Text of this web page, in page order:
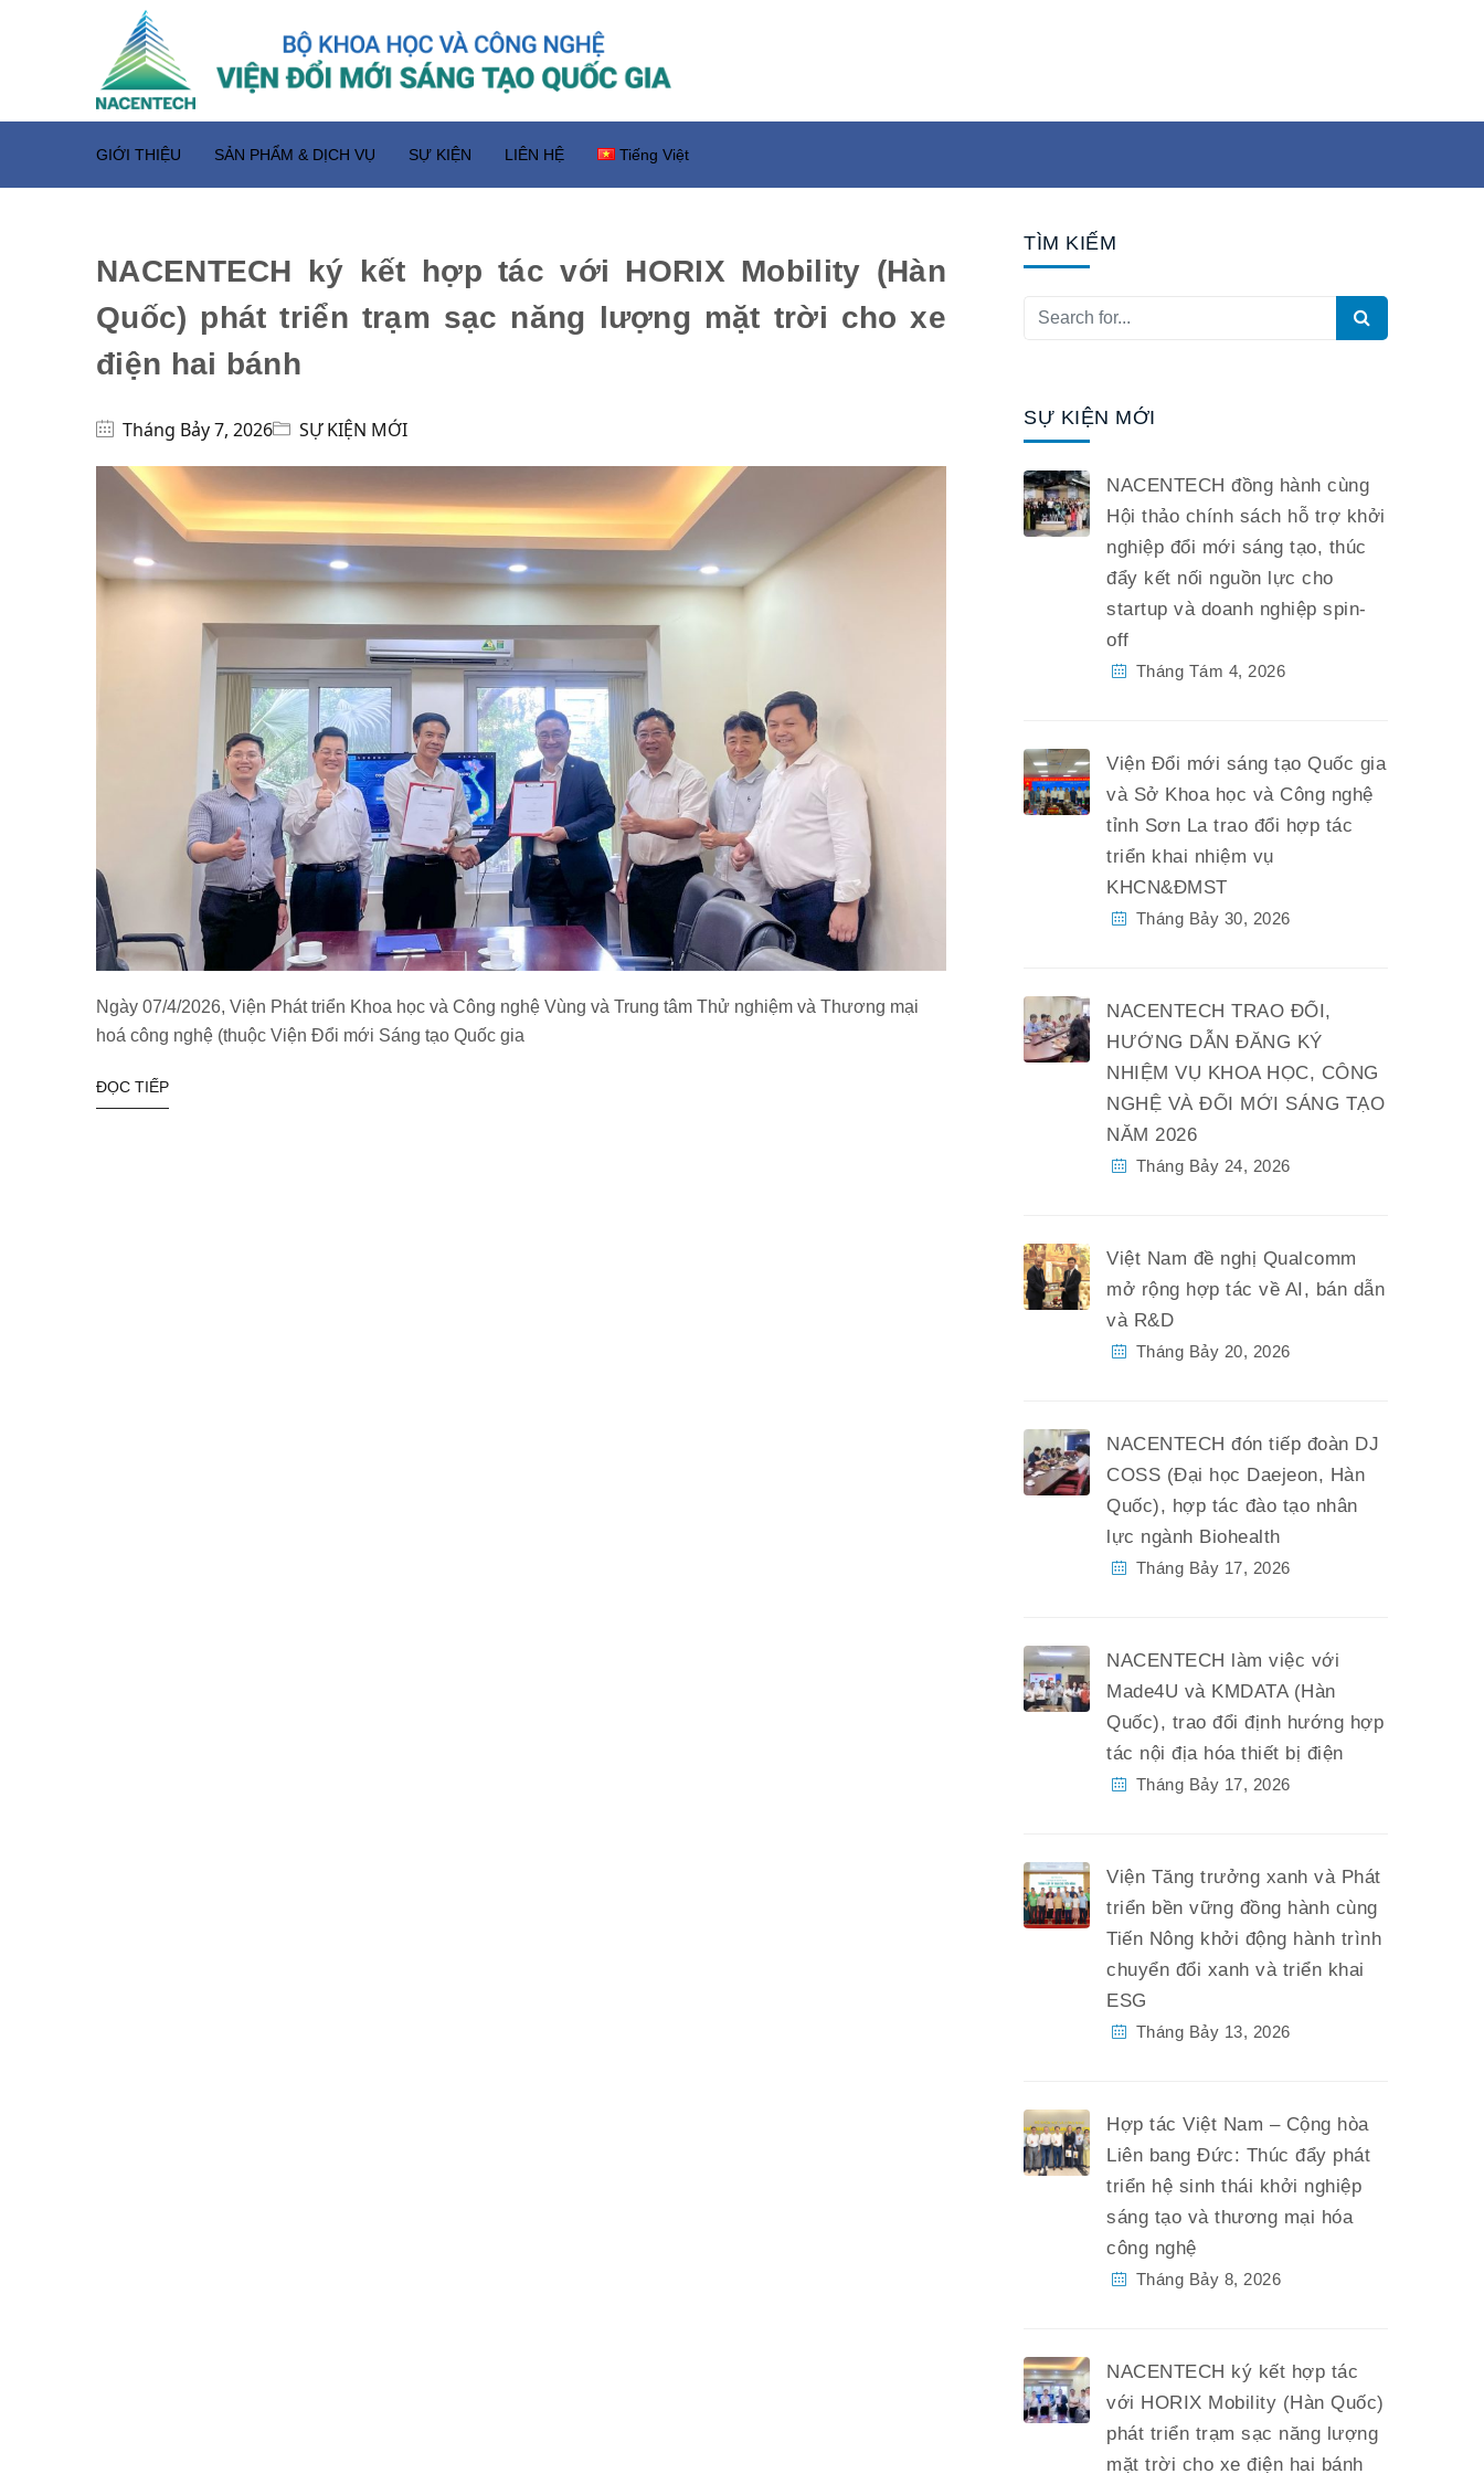
GIỚI THIỆU SẢN PHẨM & DỊCH VỤ SỰ KIỆN LIÊN HỆ Tiếng Việt
NACENTECH ký kết hợp tác với HORIX Mobility (Hàn
Quốc) phát triển trạm sạc năng lượng mặt trời cho xe
điện hai bánh
Tháng Bảy 7, 2026 SỰ KIỆN MỚI
Ngày 07/4/2026, Viện Phát triển Khoa học và Công nghệ Vùng và Trung tâm Thử nghiệm và Thương mại
hoá công nghệ (thuộc Viện Đổi mới Sáng tạo Quốc gia
ĐỌC TIẾP
TÌM KIẾM
SỰ KIỆN MỚI
NACENTECH đồng hành cùng
Hội thảo chính sách hỗ trợ khởi
nghiệp đổi mới sáng tạo, thúc
đẩy kết nối nguồn lực cho
startup và doanh nghiệp spin-
off
Tháng Tám 4, 2026
Viện Đổi mới sáng tạo Quốc gia
và Sở Khoa học và Công nghệ
tỉnh Sơn La trao đổi hợp tác
triển khai nhiệm vụ
KHCN&ĐMST
Tháng Bảy 30, 2026
NACENTECH TRAO ĐỔI,
HƯỚNG DẪN ĐĂNG KÝ
NHIỆM VỤ KHOA HỌC, CÔNG
NGHỆ VÀ ĐỔI MỚI SÁNG TẠO
NĂM 2026
Tháng Bảy 24, 2026
Việt Nam đề nghị Qualcomm
mở rộng hợp tác về AI, bán dẫn
và R&D
Tháng Bảy 20, 2026
NACENTECH đón tiếp đoàn DJ
COSS (Đại học Daejeon, Hàn
Quốc), hợp tác đào tạo nhân
lực ngành Biohealth
Tháng Bảy 17, 2026
NACENTECH làm việc với
Made4U và KMDATA (Hàn
Quốc), trao đổi định hướng hợp
tác nội địa hóa thiết bị điện
Tháng Bảy 17, 2026
Viện Tăng trưởng xanh và Phát
triển bền vững đồng hành cùng
Tiến Nông khởi động hành trình
chuyển đổi xanh và triển khai
ESG
Tháng Bảy 13, 2026
Hợp tác Việt Nam – Cộng hòa
Liên bang Đức: Thúc đẩy phát
triển hệ sinh thái khởi nghiệp
sáng tạo và thương mại hóa
công nghệ
Tháng Bảy 8, 2026
NACENTECH ký kết hợp tác
với HORIX Mobility (Hàn Quốc)
phát triển trạm sạc năng lượng
mặt trời cho xe điện hai bánh